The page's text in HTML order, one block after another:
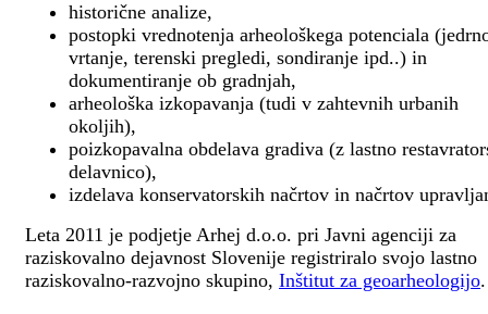
historične analize,
postopki vrednotenja arheološkega potenciala
vrtanje, terenski pregledi, sondiranje ipd..) in
dokumentiranje ob gradnjah,
arheološka izkopavanja (tudi v zahtevnih urbanih
okoljih),
poizkopavalna obdelava gradiva (z lastno
delavnico),
izdelava konservatorskih načrtov in načrtov
Leta 2011 je podjetje Arhej d.o.o. pri Javni agenciji za
raziskovalno dejavnost Slovenije registriralo svojo lastno
raziskovalno-razvojno skupino, Inštitut za geoarheologijo.